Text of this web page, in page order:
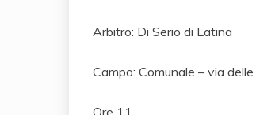
Arbitro: Di Serio di Latina
Campo: Comunale – via
Ore 11